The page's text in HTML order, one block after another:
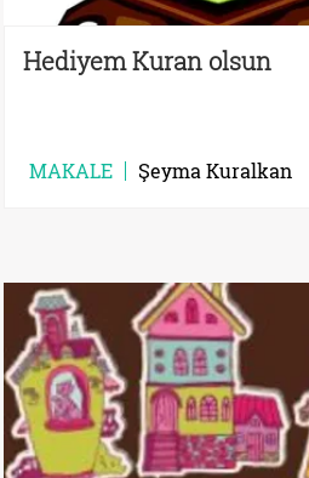
Hediyem Kuran olsun
MAKALE Şeyma Kuralkan